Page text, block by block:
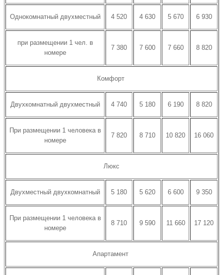
Однокомнатный двухместный 4 520 4 630 5 670 6 930
при размещении 1 чел. в
номере
7 380 7 600 7 660 8 820
Комфорт
Двухкомнатный двухместный 4 740 5 180 6 190 8 820
При размещении 1 человека в
номере
7 820 8 710 10 820 16 060
Люкс
Двухместный двухкомнатный 5 180 5 620 6 600 9 350
При размещении 1 человека в
номере
8 710 9 590 11 660 17 120
Апартамент